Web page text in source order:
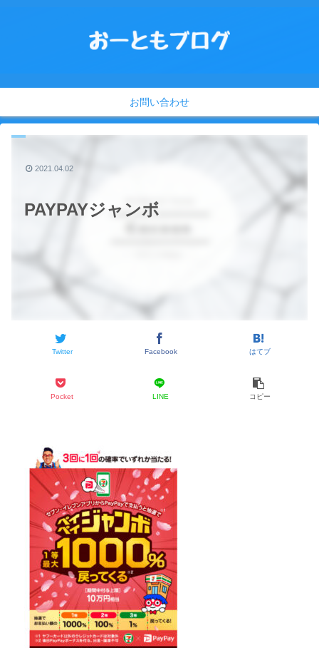
お問い合わせ
PAYPAYジャンボ
Twitter Facebook はてブ
Pocket LINE コピー
2021.04.02